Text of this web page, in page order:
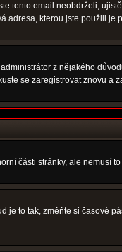
tento email neobdrželi,
adresa, kterou jste použili je
z nějakého
se zaregistrovat znovu a
části stránky, ale nemusí
to tak, změňte si časové